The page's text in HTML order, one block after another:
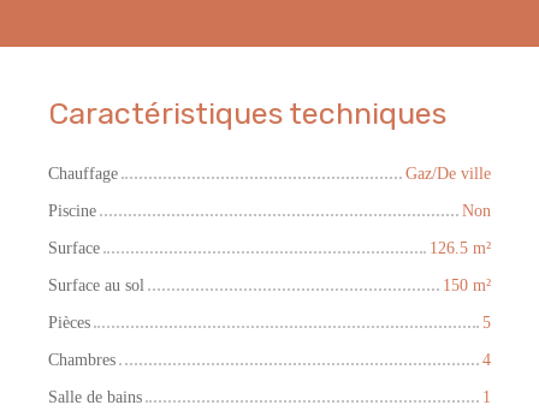
Caractéristiques techniques
Chauffage
Gaz/De ville
Piscine
Non
Surface
126.5 m²
Surface au sol
150 m²
Pièces
5
Chambres
4
Salle de bains
1